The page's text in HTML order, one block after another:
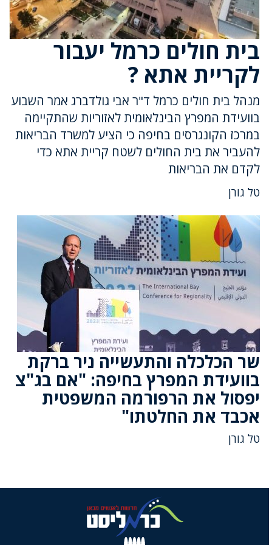
בית חולים כרמל יעבור
לקריית אתא ?
מנהל בית חולים כרמל ד"ר אבי גולדברג אמר השבוע
בוועידת המפרץ הבינלאומית לאזוריות שהתקיימה
במרכז הקונגרסים בחיפה כי הציע למשרד הבריאות
להעביר את בית החולים לשטח קריית אתא כדי
לקדם את הבריאות
טל גורן
שר הכלכלה והתעשייה ניר ברקת
בוועידת המפרץ בחיפה: "אם בג"צ
יפסול את הרפורמה המשפטית
אכבד את החלטתו"
טל גורן